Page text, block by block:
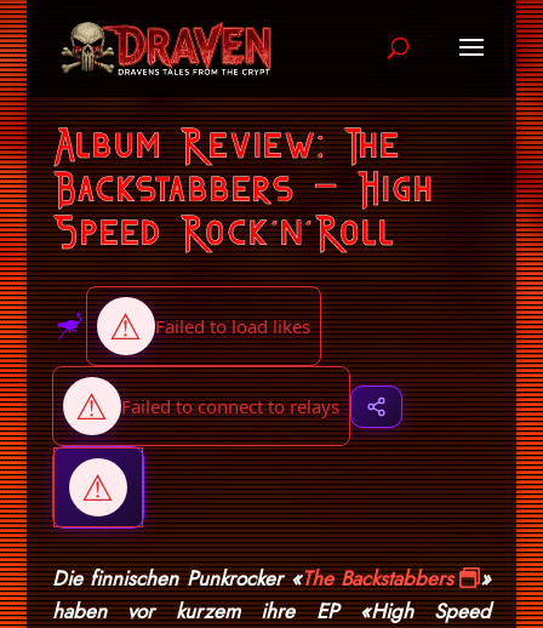
Album Review: The
Backstabbers – High
Speed Rock’n’Roll
Die finnischen Punkrocker «The Backstabbers
»
haben vor kurzem ihre EP «High Speed